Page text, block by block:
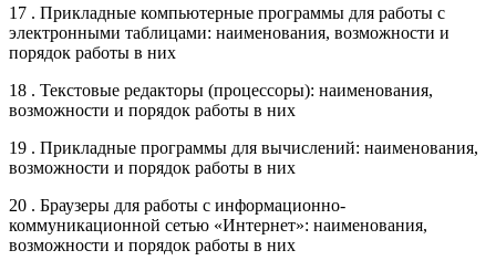
17 . Прикладные компьютерные программы для работы с
электронными таблицами: наименования, возможности и
порядок работы в них
18 . Текстовые редакторы (процессоры): наименования,
возможности и порядок работы в них
19 . Прикладные программы для вычислений: наименования,
возможности и порядок работы в них
20 . Браузеры для работы с информационно-
коммуникационной сетью «Интернет»: наименования,
возможности и порядок работы в них